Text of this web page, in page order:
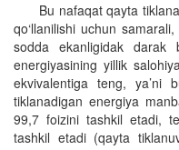
Bu nafaqat qayta
qo‘llanilishi uchun
sodda ekanligidak darak
energiyasining yillik
ekvivalentiga teng, ya’ni
tiklanadigan energiya
99,7 foizini tashkil etadi,
tashkil etadi (qayta